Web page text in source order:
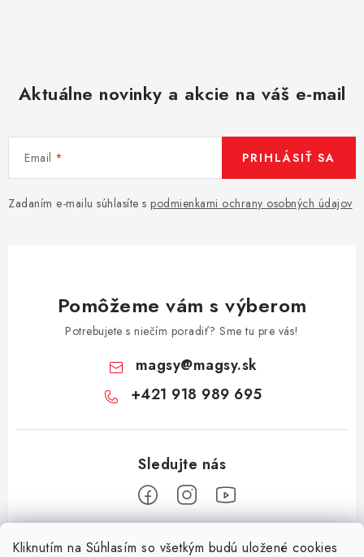
Kliknutím na Súhlasím so všetkým budú uložené cookies
Aktuálne novinky a akcie na váš e-mail
Email
Zadaním e-mailu súhlasíte s podmienkami ochrany osobných údajov
PRIHLÁSIŤ SA
Pomôžeme vám s výberom
Potrebujete s niečím poradiť? Sme tu pre vás!
magsy@magsy.sk
+421 918 989 695